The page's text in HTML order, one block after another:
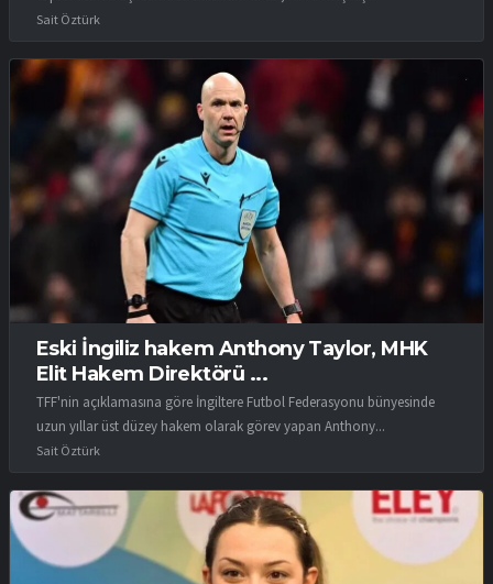
Sait Öztürk
Eski İngiliz hakem Anthony Taylor, MHK
Elit Hakem Direktörü ...
TFF'nin açıklamasına göre İngiltere Futbol Federasyonu bünyesinde
uzun yıllar üst düzey hakem olarak görev yapan Anthony...
Sait Öztürk